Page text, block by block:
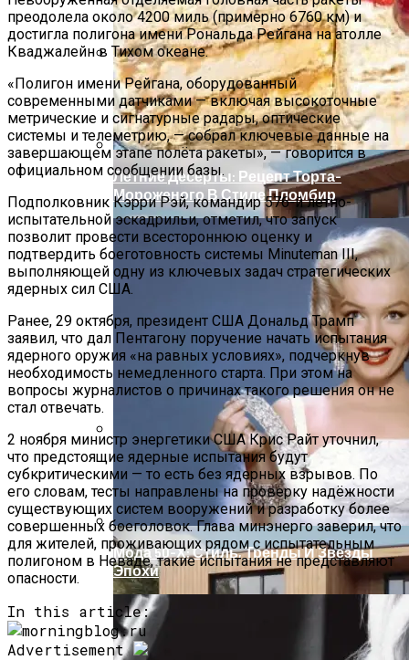
Как Правильно Выбрать Дом Для
Северной Стороны Участка
Оценка Будущих Расходов На
Обслуживание Вашего Дома
Летние Десерты: Рецепт Торта-
Мороженого В Стиле Пломбир
Мода 50-Х: Стиль, Тренды И Звезды
Эпохи
преодолела около 4200 миль (примерно 6760 км) и
достигла полигона имени Рональда Рейгана на атолле
Кваджалейн в Тихом океане.
«Полигон имени Рейгана, оборудованный
современными датчиками — включая высокоточные
метрические и сигнатурные радары, оптические
системы и телеметрию, — собрал ключевые данные на
завершающем этапе полёта ракеты», — говорится в
официальном сообщении базы.
Подполковник Кэрри Рэй, командир 576-й летно-
испытательной эскадрильи, отметил, что запуск
позволит провести всестороннюю оценку и
подтвердить боеготовность системы Minuteman III,
выполняющей одну из ключевых задач стратегических
ядерных сил США.
Ранее, 29 октября, президент США Дональд Трамп
заявил, что дал Пентагону поручение начать испытания
ядерного оружия «на равных условиях», подчеркнув
необходимость немедленного старта. При этом на
вопросы журналистов о причинах такого решения он не
стал отвечать.
2 ноября министр энергетики США Крис Райт уточнил,
что предстоящие ядерные испытания будут
субкритическими — то есть без ядерных взрывов. По
его словам, тесты направлены на проверку надёжности
существующих систем вооружений и разработку более
совершенных боеголовок. Глава минэнерго заверил, что
для жителей, проживающих рядом с испытательным
полигоном в Неваде, такие испытания не представляют
опасности.
In this article:
Advertisement